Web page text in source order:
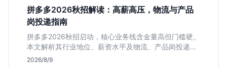
拼多多2026秋招解读：高薪高压，物流与产品
岗投递指南
拼多多2026秋招启动，核心业务线含金量高但门槛硬。
本文解析其行业地位、薪资水平及物流、产品岗投递策
略，助你判断是否适合这种高强度职业起步。
2026/8/9